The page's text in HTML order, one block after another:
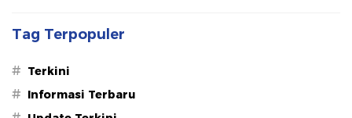
Tag Terpopuler
# Terkini
# Informasi Terbaru